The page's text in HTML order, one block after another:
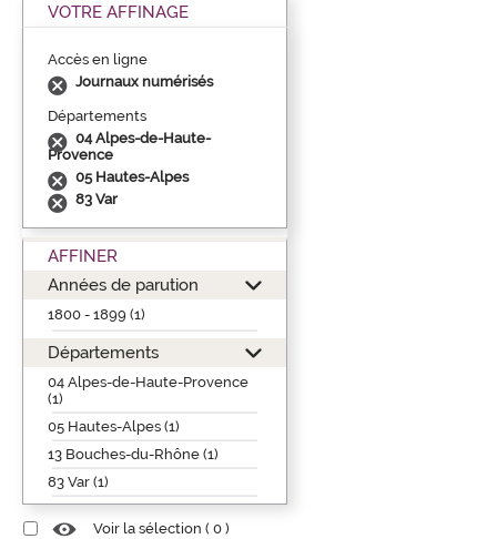
VOTRE AFFINAGE
Accès en ligne
Journaux numérisés
Départements
04 Alpes-de-Haute-
Provence
05 Hautes-Alpes
83 Var
AFFINER
Années de parution
1800 - 1899 (1)
Départements
04 Alpes-de-Haute-Provence
(1)
05 Hautes-Alpes (1)
13 Bouches-du-Rhône (1)
83 Var (1)
Voir la sélection ( 0 )